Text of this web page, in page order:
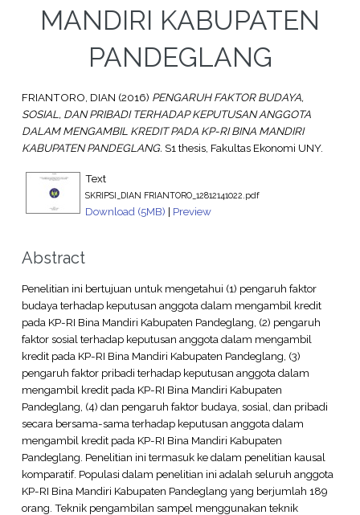
MANDIRI KABUPATEN
PANDEGLANG
FRIANTORO, DIAN (2016) PENGARUH FAKTOR BUDAYA,
SOSIAL, DAN PRIBADI TERHADAP KEPUTUSAN ANGGOTA
DALAM MENGAMBIL KREDIT PADA KP-RI BINA MANDIRI
KABUPATEN PANDEGLANG. S1 thesis, Fakultas Ekonomi UNY.
Text
SKRIPSI_DIAN FRIANTORO_12812141022.pdf
Download (5MB) | Preview
Abstract
Penelitian ini bertujuan untuk mengetahui (1) pengaruh faktor
budaya terhadap keputusan anggota dalam mengambil kredit
pada KP-RI Bina Mandiri Kabupaten Pandeglang, (2) pengaruh
faktor sosial terhadap keputusan anggota dalam mengambil
kredit pada KP-RI Bina Mandiri Kabupaten Pandeglang, (3)
pengaruh faktor pribadi terhadap keputusan anggota dalam
mengambil kredit pada KP-RI Bina Mandiri Kabupaten
Pandeglang, (4) dan pengaruh faktor budaya, sosial, dan pribadi
secara bersama-sama terhadap keputusan anggota dalam
mengambil kredit pada KP-RI Bina Mandiri Kabupaten
Pandeglang. Penelitian ini termasuk ke dalam penelitian kausal
komparatif. Populasi dalam penelitian ini adalah seluruh anggota
KP-RI Bina Mandiri Kabupaten Pandeglang yang berjumlah 189
orang. Teknik pengambilan sampel menggunakan teknik